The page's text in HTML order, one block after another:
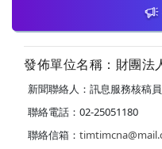
發佈單位名稱：財團法
新聞聯絡人：訊息服務核稿員
聯絡電話：02-25051180
聯絡信箱：